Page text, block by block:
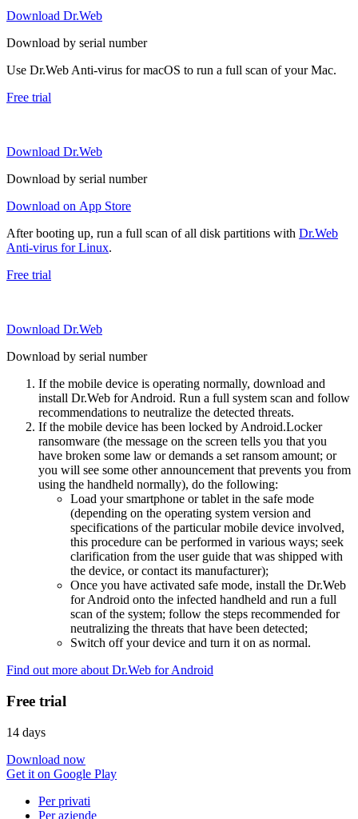
Download Dr.Web
Download by serial number
Use Dr.Web Anti-virus for macOS to run a full scan of your Mac.
Free trial
Download Dr.Web
Download by serial number
Download on App Store
After booting up, run a full scan of all disk partitions with Dr.Web
Anti-virus for Linux.
Free trial
Download Dr.Web
Download by serial number
If the mobile device is operating normally, download and
install Dr.Web for Android. Run a full system scan and follow
recommendations to neutralize the detected threats.
If the mobile device has been locked by Android.Locker
ransomware (the message on the screen tells you that you
have broken some law or demands a set ransom amount; or
you will see some other announcement that prevents you from
using the handheld normally), do the following:
Load your smartphone or tablet in the safe mode
(depending on the operating system version and
specifications of the particular mobile device involved,
this procedure can be performed in various ways; seek
clarification from the user guide that was shipped with
the device, or contact its manufacturer);
Once you have activated safe mode, install the Dr.Web
for Android onto the infected handheld and run a full
scan of the system; follow the steps recommended for
neutralizing the threats that have been detected;
Switch off your device and turn it on as normal.
Find out more about Dr.Web for Android
Free trial
14 days
Download now
Get it on Google Play
Per privati
Per aziende